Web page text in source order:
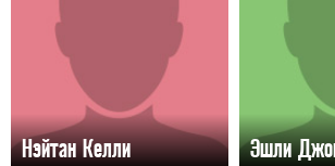
Нэйтан Келли Эшли